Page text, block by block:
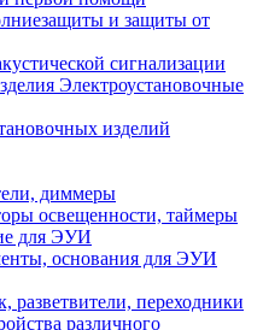
и защиты от
сигнализации
Электроустановочные
изделий
диммеры
освещенности, таймеры
для ЭУИ
основания для ЭУИ
разветвители, переходники
различного